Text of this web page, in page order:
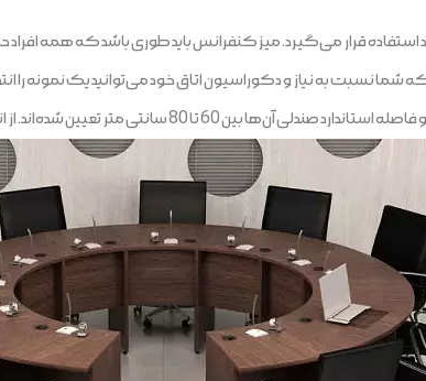
قرار می‌گیرد. میز کنفرانس باید طوری باشد که همه افراد
به نیاز و دکوراسیون اتاق خود می‌توانید یک نمونه را